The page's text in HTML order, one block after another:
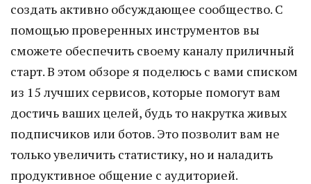
создать активно обсуждающее сообщество. С
помощью проверенных инструментов вы
сможете обеспечить своему каналу приличный
старт. В этом обзоре я поделюсь с вами списком
из 15 лучших сервисов, которые помогут вам
достичь ваших целей, будь то накрутка живых
подписчиков или ботов. Это позволит вам не
только увеличить статистику, но и наладить
продуктивное общение с аудиторией.